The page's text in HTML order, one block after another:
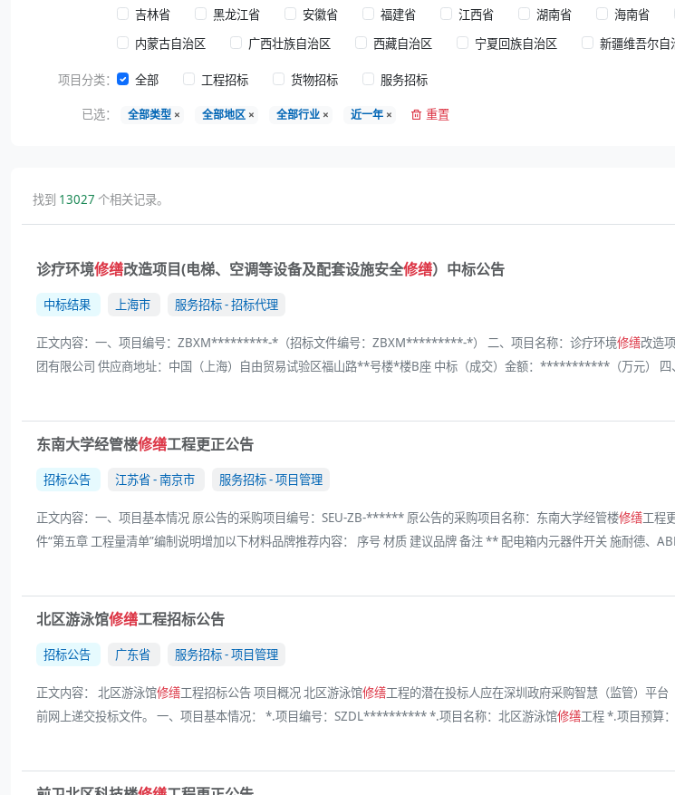
吉林省
黑龙江省 安徽省 福建省 江西省 湖南省 海南省
内蒙古自治区
广西壮族自治区 西藏自治区 宁夏回族自治区 新疆维吾尔自
项目分类： 全部 工程招标 货物招标 服务招标
已选： 全部类型 × 全部地区 × 全部行业 × 近一年 × 重置
找到 13027 个相关记录。
诊疗环境修缮改造项目(电梯、空调等设备及配套设施安全修缮）中标公告
中标结果 上海市 服务招标 - 招标代理
正文内容：一、项目编号：ZBXM*********-*（招标文件编号：ZBXM*********-*） 二、项目名称：诊疗环境修缮改造
团有限公司 供应商地址：中国（上海）自由贸易试验区福山路**号楼*楼B座 中标（成交）金额：***********（万元） 四
东南大学经管楼修缮工程更正公告
招标公告 江苏省 - 南京市 服务招标 - 项目管理
正文内容：一、项目基本情况 原公告的采购项目编号：SEU-ZB-****** 原公告的采购项目名称：东南大学经管楼修缮工程
件“第五章 工程量清单”编制说明增加以下材料品牌推荐内容： 序号 材质 建议品牌 备注 ** 配电箱内元器件开关 施耐德、
北区游泳馆修缮工程招标公告
招标公告 广东省 服务招标 - 项目管理
正文内容： 北区游泳馆修缮工程招标公告 项目概况 北区游泳馆修缮工程的潜在投标人应在深圳政府采购智慧（监管）
前网上递交投标文件。 一、项目基本情况： *.项目编号：SZDL********** *.项目名称：北区游泳馆修缮工程 *.项目预